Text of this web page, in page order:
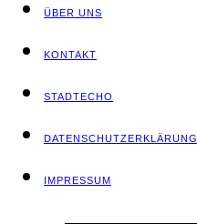
ÜBER UNS
KON­TAKT
STADT­ECHO
DATEN­SCHUTZ­ER­KLÄ­RUNG
IMPRES­SUM